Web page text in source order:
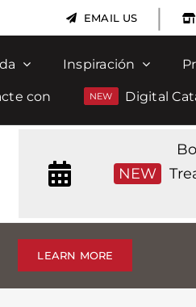
EMAIL US |
Inspiración
con Digital
NEW
LEARN MORE